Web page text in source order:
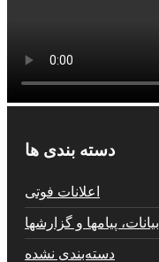
دسته بندی ها
اعلانات فوتی
بیانات، پیامها و گزارشها
دسته‌بندی نشده